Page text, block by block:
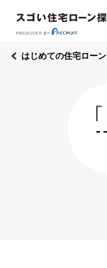
はじめての住宅ローン